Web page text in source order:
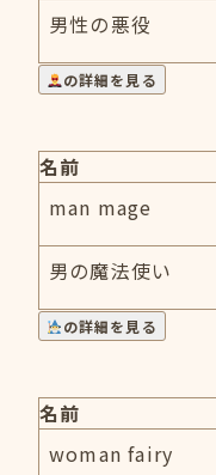
男性の悪役
の詳細を見る
名前
man mage
男の魔法使い
の詳細を見る
名前
woman fairy